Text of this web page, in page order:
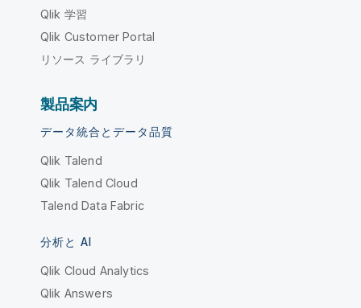
Qlik 学習
Qlik Customer Portal
リソース ライブラリ
製品案内
データ統合とデータ品質
Qlik Talend
Qlik Talend Cloud
Talend Data Fabric
分析と AI
Qlik Cloud Analytics
Qlik Answers